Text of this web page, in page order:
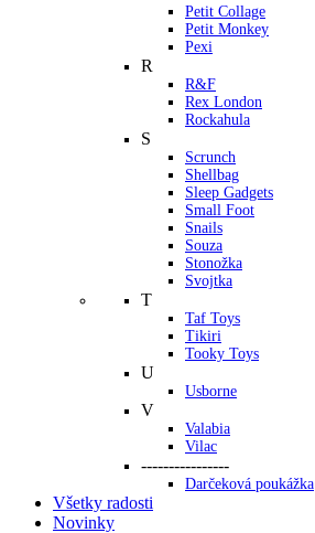
Petit Collage
Petit Monkey
Pexi
R
R&F
Rex London
Rockahula
S
Scrunch
Shellbag
Sleep Gadgets
Small Foot
Snails
Souza
Stonožka
Svojtka
T
Taf Toys
Tikiri
Tooky Toys
U
Usborne
V
Valabia
Vilac
----------------
Darčeková poukážka
Všetky radosti
Novinky